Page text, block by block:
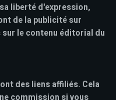
liberté d'expression,
de la publicité sur
le contenu éditorial du
des liens affiliés. Cela
commission si vous